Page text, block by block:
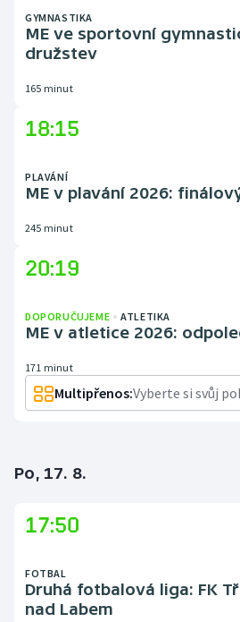
GYMNASTIKA
ME ve sportovní
družstev
165 minut
18:15
PLAVÁNÍ
ME v plavání 2026:
245 minut
20:19
DOPORUČUJEME ATLETIKA
ME v atletice 2026:
171 minut
Multipřenos:Vyberte si svůj
Po, 17. 8.
17:50
FOTBAL
Druhá fotbalová liga: FK
nad Labem